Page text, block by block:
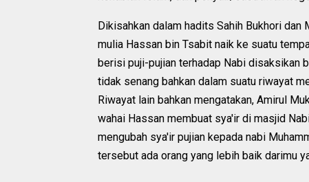
Dikisahkan dalam hadits Sahih Bukhori
mulia Hassan bin Tsabit naik ke suatu
berisi puji-pujian terhadap Nabi disaksikan
tidak senang bahkan dalam suatu riwayat
Riwayat lain bahkan mengatakan, Amirul
wahai Hassan membuat sya'ir di masjid
mengubah sya'ir pujian kepada nabi
tersebut ada orang yang lebih baik darimu